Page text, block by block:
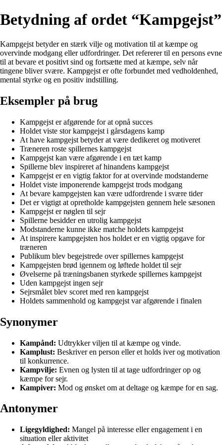
Betydning af ordet “Kampgejst”
Kampgejst betyder en stærk vilje og motivation til at kæmpe og
overvinde modgang eller udfordringer. Det refererer til en persons evne
til at bevare et positivt sind og fortsætte med at kæmpe, selv når
tingene bliver svære. Kampgejst er ofte forbundet med vedholdenhed,
mental styrke og en positiv indstilling.
Eksempler på brug
Kampgejst er afgørende for at opnå succes
Holdet viste stor kampgejst i gårsdagens kamp
At have kampgejst betyder at være dedikeret og motiveret
Træneren roste spillernes kampgejst
Kampgejst kan være afgørende i en tæt kamp
Spillerne blev inspireret af hinandens kampgejst
Kampgejst er en vigtig faktor for at overvinde modstanderne
Holdet viste imponerende kampgejst trods modgang
At bevare kampgejsten kan være udfordrende i svære tider
Det er vigtigt at opretholde kampgejsten gennem hele sæsonen
Kampgejst er nøglen til sejr
Spillerne besidder en utrolig kampgejst
Modstanderne kunne ikke matche holdets kampgejst
At inspirere kampgejsten hos holdet er en vigtig opgave for
træneren
Publikum blev begejstrede over spillernes kampgejst
Kampgejsten brød igennem og løftede holdet til sejr
Øvelserne på træningsbanen styrkede spillernes kampgejst
Uden kampgejst ingen sejr
Sejrsmålet blev scoret med ren kampgejst
Holdets sammenhold og kampgejst var afgørende i finalen
Synonymer
Kampånd: Udtrykker viljen til at kæmpe og vinde.
Kamplust: Beskriver en person eller et holds iver og motivation
til konkurrence.
Kampvilje: Evnen og lysten til at tage udfordringer op og
kæmpe for sejr.
Kampiver: Mod og ønsket om at deltage og kæmpe for en sag.
Antonymer
Ligegyldighed: Mangel på interesse eller engagement i en
situation eller aktivitet